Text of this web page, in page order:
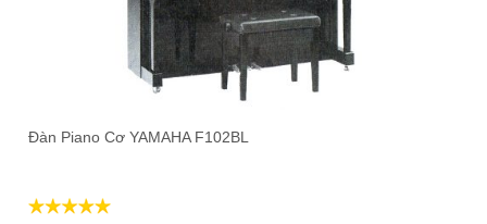
Đàn Piano Cơ YAMAHA F102BL